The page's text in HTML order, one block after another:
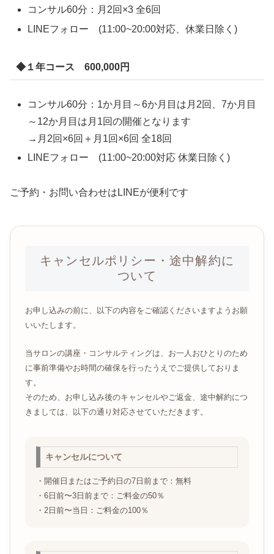
コンサル60分：月2回×3 全6回
LINEフォロー (11:00~20:00対応、休業日除く)
◆１年コース 600,000円
コンサル60分：1か月目～6か月目は月2回、7か月目
～12か月目は月1回の開催となります
→月2回×6回＋月1回×6回 全18回
LINEフォロー (11:00~20:00対応 休業日除く)
ご予約・お問い合わせはLINEが便利です
キャンセルポリシー・途中解約に
ついて
お申し込みの前に、以下の内容をご確認くださいますようお願
いいたします。
当サロンの講座・コンサルティングは、お一人おひとりのため
に事前準備やお時間の確保を行ったうえでご提供しておりま
す。
そのため、お申し込み後のキャンセルやご返金、途中解約につ
きましては、以下の通り対応させていただきます。
キャンセルについて
・開催日またはご予約日の7日前まで：無料
・6日前〜3日前まで：ご料金の50％
・2日前〜当日：ご料金の100％